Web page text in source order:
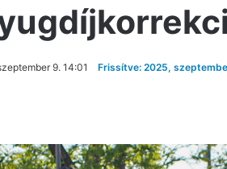
9. 14:01 Frissítve: 2025,